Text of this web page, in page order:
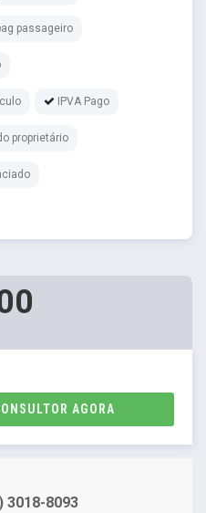
passageiro
IPVA Pago
proprietário
AGORA
3018-8093